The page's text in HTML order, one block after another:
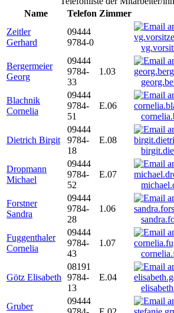
Name
Telefon Zimmer
Zeitler
Gerhard
09444
9784-0
Bergermeier
Georg
09444
9784-
33
1.03
Blachnik
Cornelia
09444
9784-
51
E.06
Dietrich Birgit
09444
9784-
18
E.08
Dropmann
Michael
09444
9784-
52
E.07
Forstner
Sandra
09444
9784-
28
1.06
Fuggenthaler
Cornelia
09444
9784-
43
1.07
Götz Elisabeth
08191
9784-
13
E.04
Gruber
09444